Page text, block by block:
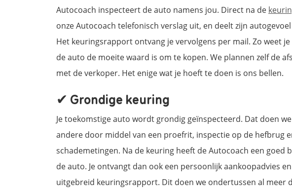
Autocoach inspecteert de auto namens jou. Direct na de
onze Autocoach telefonisch verslag uit, en deelt zijn
Het keuringsrapport ontvang je vervolgens per mail. Zo weet
de auto de moeite waard is om te kopen. We plannen zelf de
met de verkoper. Het enige wat je hoeft te doen is ons bellen.
✔ Grondige keuring
Je toekomstige auto wordt grondig geïnspecteerd. Dat doen
andere door middel van een proefrit, inspectie op de hefbrug
schademetingen. Na de keuring heeft de Autocoach een goed
de auto. Je ontvangt dan ook een persoonlijk aankoopadvies
uitgebreid keuringsrapport. Dit doen we ondertussen al meer